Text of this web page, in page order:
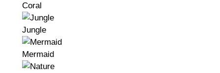
Coral
Jungle
Mermaid